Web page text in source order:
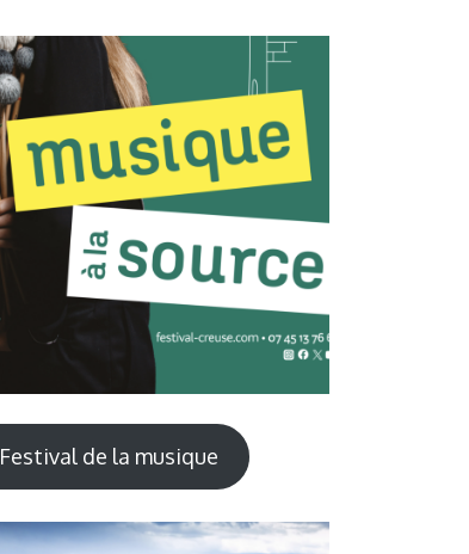
Festival de la musique